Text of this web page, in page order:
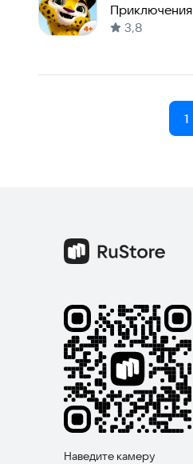
Приключения
3,8
1
Наведите камеру